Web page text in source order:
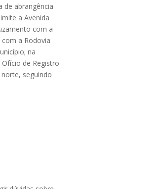
de abrangência
a Avenida
com a
a Rodovia
na
de Registro
seguindo